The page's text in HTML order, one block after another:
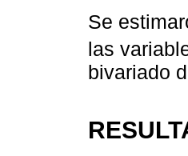
Se
las
bivariado